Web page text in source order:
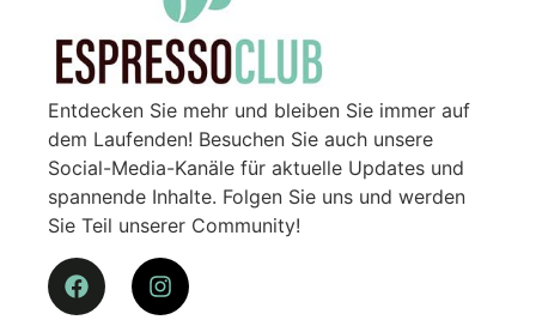
Entdecken Sie mehr und bleiben Sie immer auf
dem Laufenden! Besuchen Sie auch unsere
Social-Media-Kanäle für aktuelle Updates und
spannende Inhalte. Folgen Sie uns und werden
Sie Teil unserer Community!